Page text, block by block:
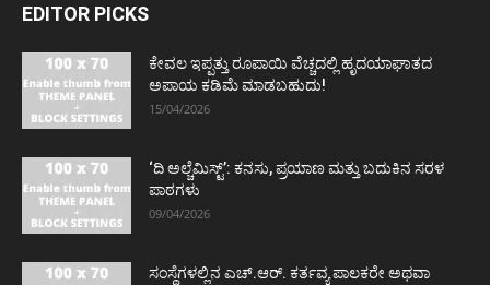
EDITOR PICKS
ಕೇವಲ ಇಪ್ಪತ್ತು ರೂಪಾಯಿ ವೆಚ್ಚದಲ್ಲಿ ಹೃದಯಾಘಾತದ
ಅಪಾಯ ಕಡಿಮೆ ಮಾಡಬಹುದು!
15/04/2026
‘ದಿ ಅಲ್ಚೆಮಿಸ್ಟ್’: ಕನಸು, ಪ್ರಯಾಣ ಮತ್ತು ಬದುಕಿನ ಸರಳ
ಪಾಠಗಳು
09/04/2026
ಸಂಸ್ಥೆಗಳಲ್ಲಿನ ಎಚ್.ಆರ್. ಕರ್ತವ್ಯ ಪಾಲಕರೇ ಅಥವಾ